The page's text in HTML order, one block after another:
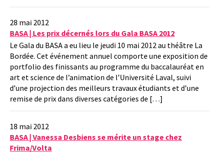
28 mai 2012
BASA | Les prix décernés lors du Gala BASA 2012
Le Gala du BASA a eu lieu le jeudi 10 mai 2012 au théâtre La
Bordée. Cet événement annuel comporte une exposition de
portfolio des finissants au programme du baccalauréat en
art et science de l’animation de l’Université Laval, suivi
d’une projection des meilleurs travaux étudiants et d’une
remise de prix dans diverses catégories de […]
18 mai 2012
BASA | Vanessa Desbiens se mérite un stage chez
Frima/Volta